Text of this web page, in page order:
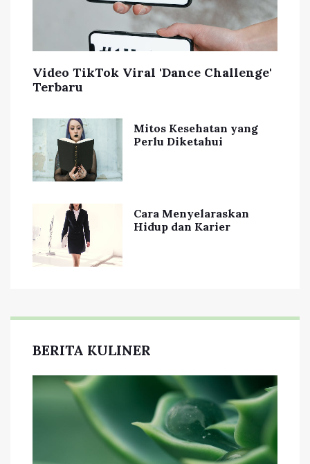
Video TikTok Viral 'Dance Challenge'
Terbaru
Mitos Kesehatan yang
Perlu Diketahui
Cara Menyelaraskan
Hidup dan Karier
BERITA KULINER